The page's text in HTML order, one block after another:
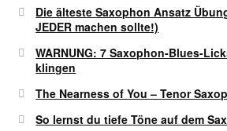
Die älteste Saxophon Ansatz
JEDER machen sollte!)
WARNUNG: 7 Saxophon-Blues-
klingen
The Nearness of You – Tenor
So lernst du tiefe Töne auf dem